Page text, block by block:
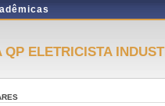
ELETRICISTA